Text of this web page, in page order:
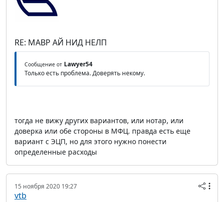
RE: МАВР АЙ НИД НЕЛП
Сообщение от Lawyer54
Только есть проблема. Доверять некому.
тогда не вижу других вариантов, или нотар, или
доверка или обе стороны в МФЦ. правда есть еще
вариант с ЭЦП, но для этого нужно понести
определенные расходы
15 ноября 2020 19:27
vtb